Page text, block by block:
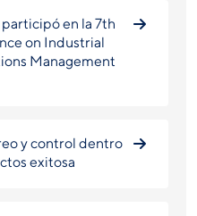
en la 7th
on Industrial
Management
y control dentro
exitosa